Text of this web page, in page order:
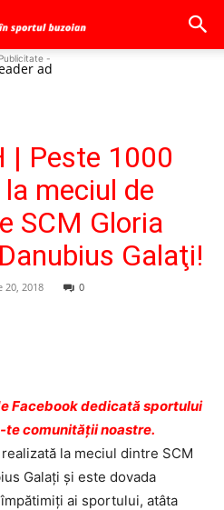
-
ad
| Peste 1000
meciul de
SCM Gloria
Galaţi!
20, 2018 0
Facebook dedicată sportului
te comunității noastre.
la meciul dintre SCM
Galaţi şi este dovada
ai sportului, atâta